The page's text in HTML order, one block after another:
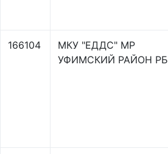
166104
МКУ "ЕДДС" МР
УФИМСКИЙ РАЙОН РБ